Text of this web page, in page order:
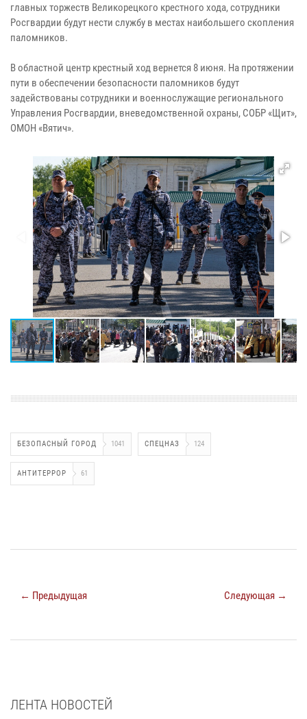
главных торжеств Великорецкого крестного хода, сотрудники
Росгвардии будут нести службу в местах наибольшего скопления
паломников.
В областной центр крестный ход вернется 8 июня. На протяжении
пути в обеспечении безопасности паломников будут
задействованы сотрудники и военнослужащие регионального
Управления Росгвардии, вневедомственной охраны, СОБР «Щит»,
ОМОН «Вятич».
БЕЗОПАСНЫЙ ГОРОД 1041 СПЕЦНАЗ 124
АНТИТЕРРОР 61
← Предыдущая Следующая →
ЛЕНТА НОВОСТЕЙ